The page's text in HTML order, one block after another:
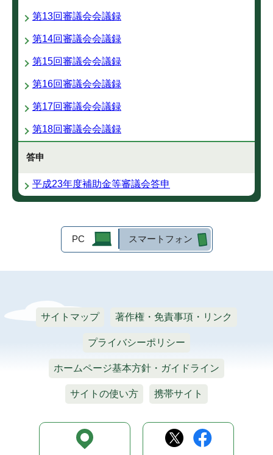
第13回審議会会議録
第14回審議会会議録
第15回審議会会議録
第16回審議会会議録
第17回審議会会議録
第18回審議会会議録
答申
平成23年度補助金等審議会答申
PC スマートフォン
サイトマップ 著作権・免責事項・リンク
プライバシーポリシー
ホームページ基本方針・ガイドライン
サイトの使い方 携帯サイト